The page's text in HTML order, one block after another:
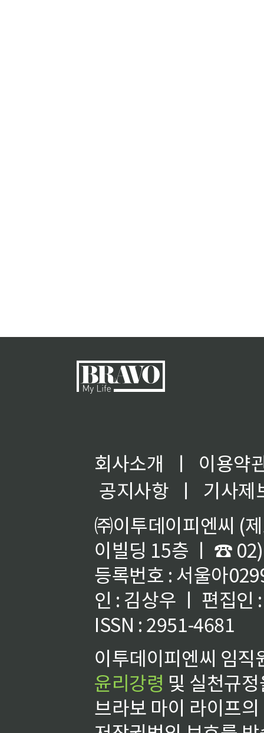
회사소개 ㅣ
이용약
공지사항
ㅣ
기사제
㈜이투데이피엔씨 (
이빌딩 15층 ㅣ ☎
등록번호 : 서울아
인 : 김상우 ㅣ 편집인
ISSN : 2951-4681
이투데이피엔씨 임
윤리강령 및 실천규
브라보 마이 라이프